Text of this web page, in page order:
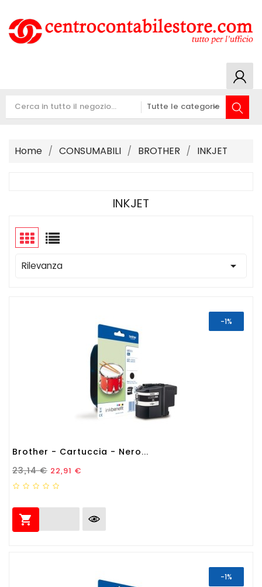
Home CONSUMABILI BROTHER INKJET
INKJET
Rilevanza 
-1%
Brother - Cartuccia - Nero...
Prezzo Standard
23,14 € Prezzo
22,91 €

-1%